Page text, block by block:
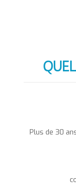
Plus de 30